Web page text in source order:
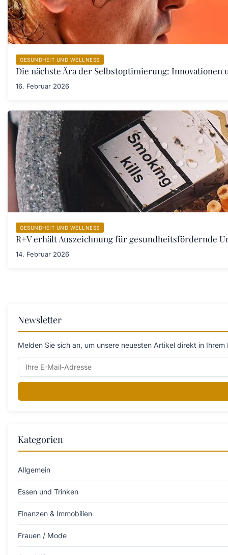
GESUNDHEIT UND WELLNESS
Die nächste Ära der Selbstoptimierung:
16. Februar 2026
GESUNDHEIT UND WELLNESS
R+V erhält Auszeichnung für gesundheitsfördernde
14. Februar 2026
Newsletter
Melden Sie sich an, um unsere neuesten Artikel direkt in
Kategorien
Allgemein
Essen und Trinken
Finanzen & Immobilien
Frauen / Mode